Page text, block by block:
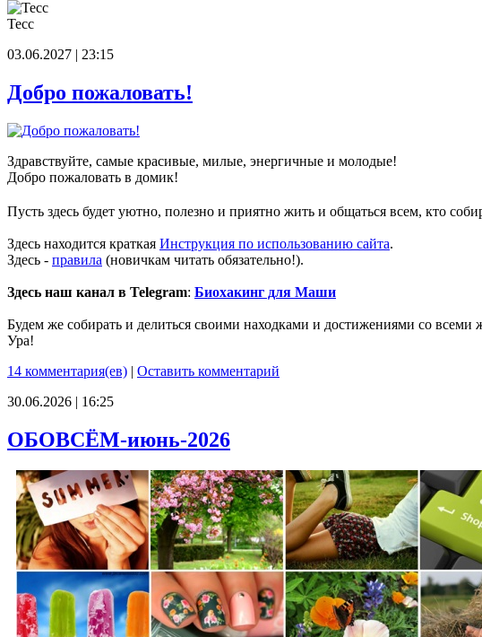
Тесс
03.06.2027 | 23:15
Добро пожаловать!
Здравствуйте, самые красивые, милые, энергичные и молодые!
Добро пожаловать в домик!
Пусть здесь будет уютно, полезно и приятно жить и общаться всем, кто
Здесь находится краткая Инструкция по использованию сайта.
Здесь - правила (новичкам читать обязательно!).
Здесь наш канал в Telegram: Биохакинг для Маши
Будем же собирать и делиться своими находками и достижениями со
Ура!
14 комментария(ев) | Оставить комментарий
30.06.2026 | 16:25
ОБОВСЁМ-июнь-2026